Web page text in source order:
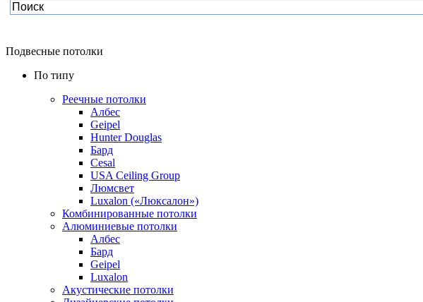
Подвесные потолки
По типу
Реечные потолки
Албес
Geipel
Hunter Douglas
Бард
Cesal
USA Ceiling Group
Люмсвет
Luxalon («Люксалон»)
Комбинированные потолки
Алюминиевые потолки
Албес
Бард
Geipel
Luxalon
Акустические потолки